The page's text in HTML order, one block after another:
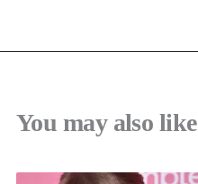
You may also like